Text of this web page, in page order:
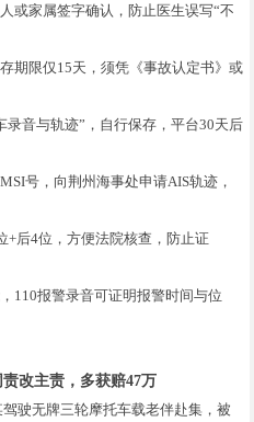
或家属签字确认，防止医生误写“不
期限仅15天，须凭《事故认定书》或
音与轨迹”，自行保存，平台30天后
号，向荆州海事处申请AIS轨迹，
+后4位，方便法院核查，防止证
110报警录音可证明报警时间与位
改主责，多获赔47万
驶无牌三轮摩托车载老伴赴集，被